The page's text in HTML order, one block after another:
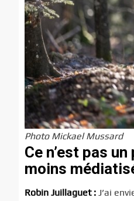
Photo Mickael Mussard
Ce n’est pas
moins
Robin Juillaguet : J’ai